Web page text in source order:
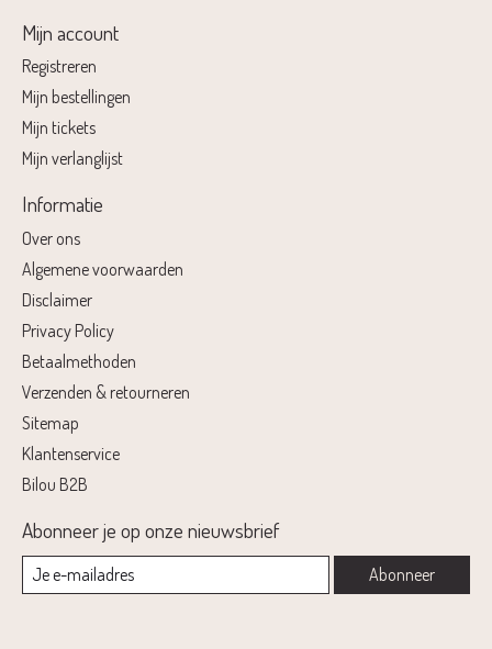
Mijn account
Registreren
Mijn bestellingen
Mijn tickets
Mijn verlanglijst
Informatie
Over ons
Algemene voorwaarden
Disclaimer
Privacy Policy
Betaalmethoden
Verzenden & retourneren
Sitemap
Klantenservice
Bilou B2B
Abonneer je op onze nieuwsbrief
Abonneer